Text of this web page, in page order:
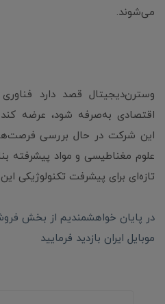
می‌شوند.
اقتصادی به‌صرفه شود، عرضه
این شرکت در حال بررسی
علوم مغناطیسی و مواد پیشرفته
تازه‌ای برای پیشرفت تکنولوژیکی
در پایان خواهشمندیم از بخش
موبایل ایران بازدید فرمایید